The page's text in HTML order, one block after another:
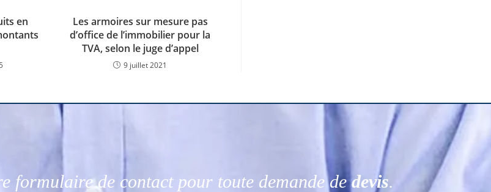
en
Les armoires sur mesure pas
d’office de l’immobilier pour la
TVA, selon le juge d’appel
9 juillet 2021
formulaire de contact pour toute demande dedevis.